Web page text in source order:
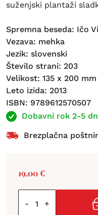
suženjski plantaži
Spremna beseda: Ičo
Vezava: mehka
Jezik: slovenski
Število strani: 203
Velikost: 135 x 200 mm
Leto izida: 2013
ISBN: 9789612570507
Dobavni rok 2-5
Brezplačna
19,00€
- +